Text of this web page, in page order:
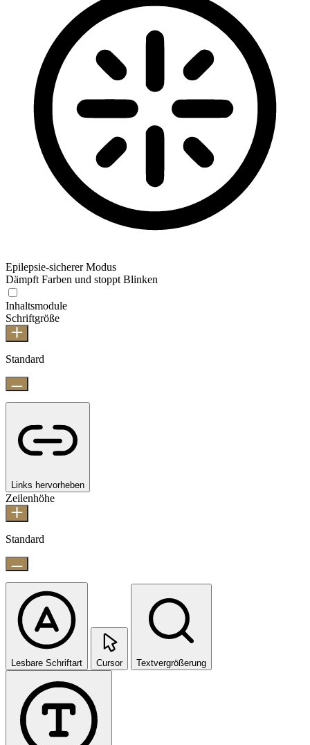
Epilepsie-sicherer Modus
Dämpft Farben und stoppt Blinken
Inhaltsmodule
Schriftgröße
Standard
Links hervorheben
Zeilenhöhe
Standard
Lesbare Schriftart Cursor Textvergrößerung